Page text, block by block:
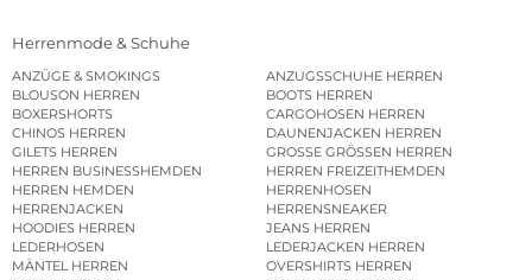
Herrenmode & Schuhe
ANZÜGE & SMOKINGS
ANZUGSSCHUHE HERREN
BLOUSON HERREN
BOOTS HERREN
BOXERSHORTS
CARGOHOSEN HERREN
CHINOS HERREN
DAUNENJACKEN HERREN
GILETS HERREN
GROSSE GRÖSSEN HERREN
HERREN BUSINESSHEMDEN
HERREN FREIZEITHEMDEN
HERREN HEMDEN
HERRENHOSEN
HERRENJACKEN
HERRENSNEAKER
HOODIES HERREN
JEANS HERREN
LEDERHOSEN
LEDERJACKEN HERREN
MÄNTEL HERREN
OVERSHIRTS HERREN